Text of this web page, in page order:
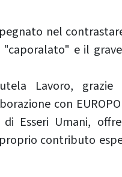
nel
e il
Lavoro, grazie
con
Esseri Umani,
contributo